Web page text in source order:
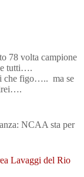
78 volta campione
e tutti….
che figo….. ma se
NCAA sta per
Lavaggi del Rio